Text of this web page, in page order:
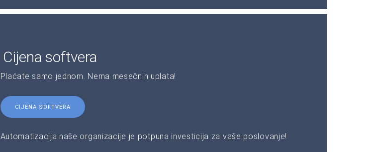
Cijena softvera
Plaćate samo jednom. Nema mesečnih uplata!
CIJENA SOFTVERA
Automatizacija naše organizacije je potpuna investicija za vaše poslovanje!